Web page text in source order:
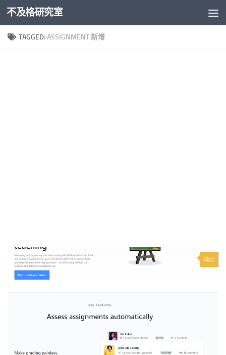
Skip to content
不及格研究室
TAGGED:ASSIGNMENT 新增
0